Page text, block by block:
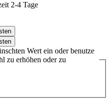
2-4 Tage
Wert ein oder benutze
zu erhöhen oder zu